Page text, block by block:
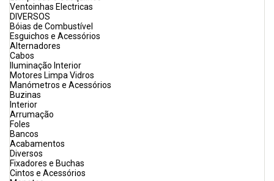
Ventoinhas Electricas
DIVERSOS
Bóias de Combustível
Esguichos e Acessórios
Alternadores
Cabos
Iluminação Interior
Motores Limpa Vidros
Manómetros e Acessórios
Buzinas
Interior
Arrumação
Foles
Bancos
Acabamentos
Diversos
Fixadores e Buchas
Cintos e Acessórios